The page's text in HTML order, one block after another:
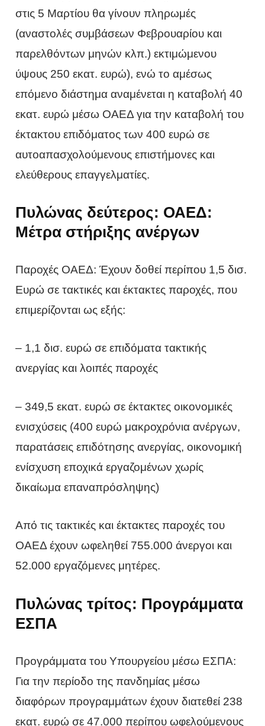
στις 5 Μαρτίου θα γίνουν πληρωμές
(αναστολές συμβάσεων Φεβρουαρίου και
παρελθόντων μηνών κλπ.) εκτιμώμενου
ύψους 250 εκατ. ευρώ), ενώ το αμέσως
επόμενο διάστημα αναμένεται η καταβολή 40
εκατ. ευρώ μέσω ΟΑΕΔ για την καταβολή του
έκτακτου επιδόματος των 400 ευρώ σε
αυτοαπασχολούμενους επιστήμονες και
ελεύθερους επαγγελματίες.
Πυλώνας δεύτερος: ΟΑΕΔ:
Μέτρα στήριξης ανέργων
Παροχές ΟΑΕΔ: Έχουν δοθεί περίπου 1,5 δισ.
Ευρώ σε τακτικές και έκτακτες παροχές, που
επιμερίζονται ως εξής:
– 1,1 δισ. ευρώ σε επιδόματα τακτικής
ανεργίας και λοιπές παροχές
– 349,5 εκατ. ευρώ σε έκτακτες οικονομικές
ενισχύσεις (400 ευρώ μακροχρόνια ανέργων,
παρατάσεις επιδότησης ανεργίας, οικονομική
ενίσχυση εποχικά εργαζομένων χωρίς
δικαίωμα επαναπρόσληψης)
Από τις τακτικές και έκτακτες παροχές του
ΟΑΕΔ έχουν ωφεληθεί 755.000 άνεργοι και
52.000 εργαζόμενες μητέρες.
Πυλώνας τρίτος: Προγράμματα
ΕΣΠΑ
Προγράμματα του Υπουργείου μέσω ΕΣΠΑ:
Για την περίοδο της πανδημίας μέσω
διαφόρων προγραμμάτων έχουν διατεθεί 238
εκατ. ευρώ σε 47.000 περίπου ωφελούμενους